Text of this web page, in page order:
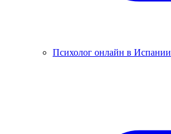
Психолог онлайн в Испании